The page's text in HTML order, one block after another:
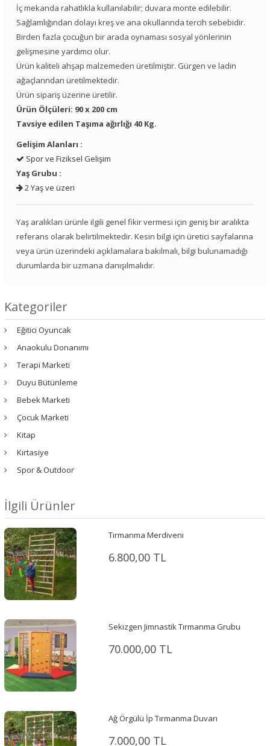
İç mekanda rahatlıkla kullanılabilir; duvara monte edilebilir.
Sağlamlığından dolayı kreş ve ana okullarında tercih sebebidir.
Birden fazla çocuğun bir arada oynaması sosyal yönlerinin
gelişmesine yardımcı olur.
Ürün kaliteli ahşap malzemeden üretilmiştir. Gürgen ve ladin
ağaçlarından üretilmektedir.
Ürün sipariş üzerine üretilir.
Ürün Ölçüleri: 90 x 200 cm
Tavsiye edilen Taşıma ağırlığı 40 Kg.
Gelişim Alanları :
Spor ve Fiziksel Gelişim
Yaş Grubu :
2 Yaş ve üzeri
Yaş aralıkları ürünle ilgili genel fikir vermesi için geniş bir aralıkta
referans olarak belirtilmektedir. Kesin bilgi için üretici sayfalarına
veya ürün üzerindeki açıklamalara bakılmalı, bilgi bulunamadığı
durumlarda bir uzmana danışılmalıdır.
Kategoriler
Eğitici Oyuncak
Anaokulu Donanımı
Terapi Marketi
Duyu Bütünleme
Bebek Marketi
Çocuk Marketi
Kitap
Kırtasiye
Spor & Outdoor
İlgili Ürünler
Tırmanma Merdiveni
6.800,00 TL
Sekizgen Jimnastik Tırmanma Grubu
70.000,00 TL
Ağ Örgülü İp Tırmanma Duvarı
7.000,00 TL